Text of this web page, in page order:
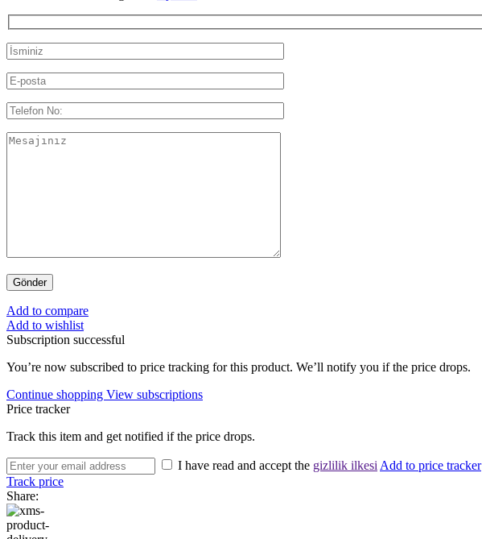
Add to compare
Add to wishlist
Subscription successful
You’re now subscribed to price tracking for this product. We’ll notify you if the price drops.
Continue shopping View subscriptions
Price tracker
Track this item and get notified if the price drops.
I have read and accept the gizlilik ilkesiAdd to price tracker
Track price
Share: